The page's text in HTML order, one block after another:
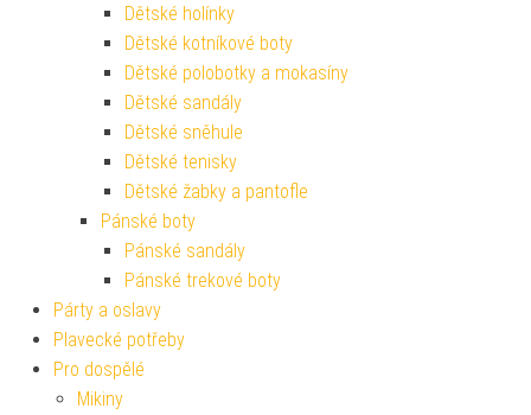
Dětské holínky
Dětské kotníkové boty
Dětské polobotky a mokasíny
Dětské sandály
Dětské sněhule
Dětské tenisky
Dětské žabky a pantofle
Pánské boty
Pánské sandály
Pánské trekové boty
Párty a oslavy
Plavecké potřeby
Pro dospělé
Mikiny